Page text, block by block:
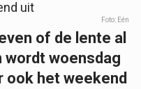
Foto: Eén
of de lente al
wordt woensdag
ook het weekend